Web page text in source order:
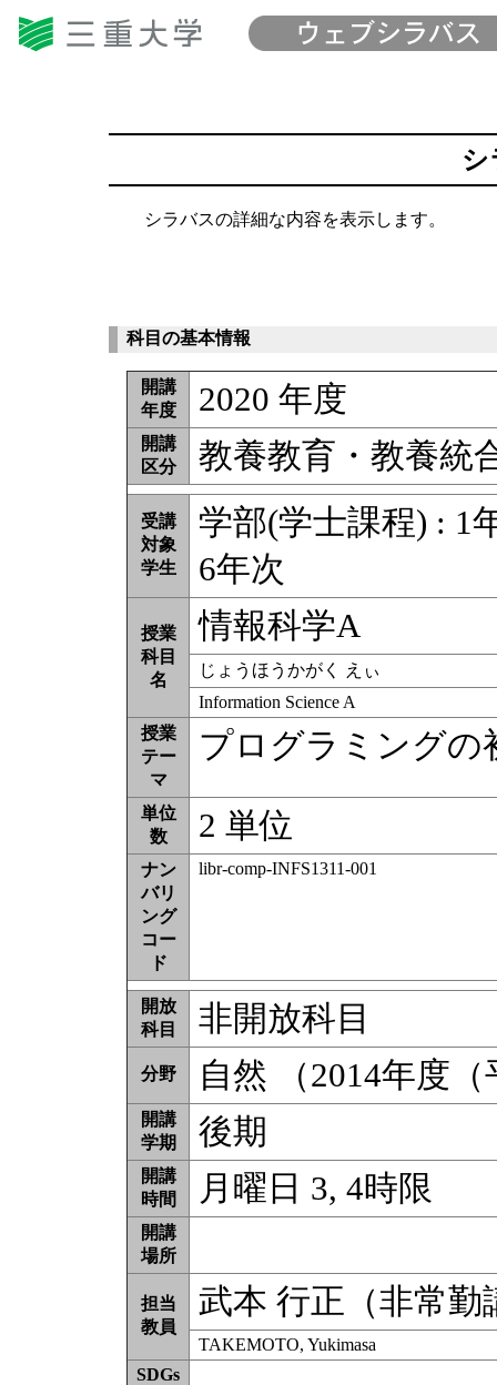
シ
シラバスの詳細な内容を表示します。
科目の基本情報
開講
年度
2020 年度
開講
区分
教養教育・教養統
受講
対象
学生
学部(学士課程) : 1
6年次
授業
科目
名
情報科学A
じょうほうかがく えぃ
Information Science A
授業
テー
マ
プログラミングの
単位
数
2 単位
ナン
バリ
ング
コー
ド
libr-comp-INFS1311-001
開放
科目
非開放科目
分野 自然 （2014年度
開講
学期
後期
開講
時間
月曜日 3, 4時限
開講
場所
担当
教員
武本 行正（非常勤
TAKEMOTO, Yukimasa
SDGs